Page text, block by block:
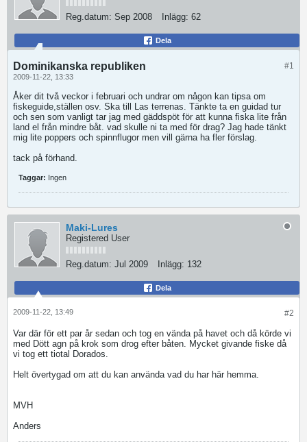
Reg.datum: Sep 2008 Inlägg: 62
Dela
#1
Dominikanska republiken
2009-11-22, 13:33
Åker dit två veckor i februari och undrar om någon kan tipsa om
fiskeguide,ställen osv. Ska till Las terrenas. Tänkte ta en guidad tur
och sen som vanligt tar jag med gäddspöt för att kunna fiska lite från
land el från mindre båt. vad skulle ni ta med för drag? Jag hade tänkt
mig lite poppers och spinnflugor men vill gärna ha fler förslag.
tack på förhand.
Taggar: Ingen
Maki-Lures
Registered User
Reg.datum: Jul 2009 Inlägg: 132
Dela
#2
2009-11-22, 13:49
Var där för ett par år sedan och tog en vända på havet och då körde vi
med Dött agn på krok som drog efter båten. Mycket givande fiske då
vi tog ett tiotal Dorados.
Helt övertygad om att du kan använda vad du har här hemma.
MVH
Anders